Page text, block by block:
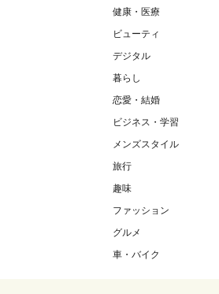
健康・医療
ビューティ
デジタル
暮らし
恋愛・結婚
ビジネス・学習
メンズスタイル
旅行
趣味
ファッション
グルメ
車・バイク